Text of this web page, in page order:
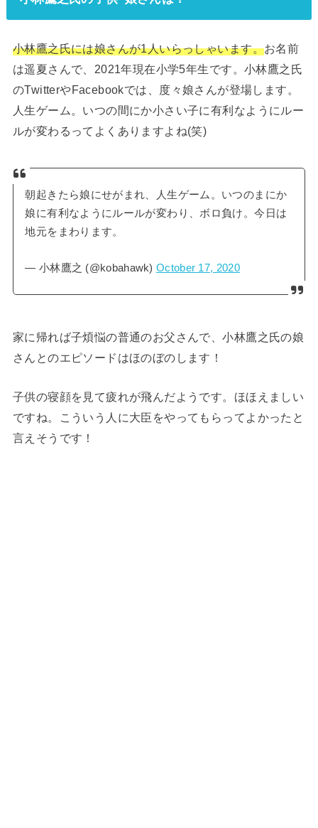
小林鷹之氏には娘さんが1人いらっしゃいます。お名前
は遥夏さんで、2021年現在小学5年生です。小林鷹之氏
のTwitterやFacebookでは、度々娘さんが登場します。
人生ゲーム。いつの間にか小さい子に有利なようにルー
ルが変わるってよくありますよね(笑)
朝起きたら娘にせがまれ、人生ゲーム。いつのまにか
娘に有利なようにルールが変わり、ボロ負け。今日は
地元をまわります。
— 小林鷹之 (@kobahawk)October 17, 2020
家に帰れば子煩悩の普通のお父さんで、小林鷹之氏の娘
さんとのエピソードはほのぼのします！
子供の寝顔を見て疲れが飛んだようです。ほほえましい
ですね。こういう人に大臣をやってもらってよかったと
言えそうです！